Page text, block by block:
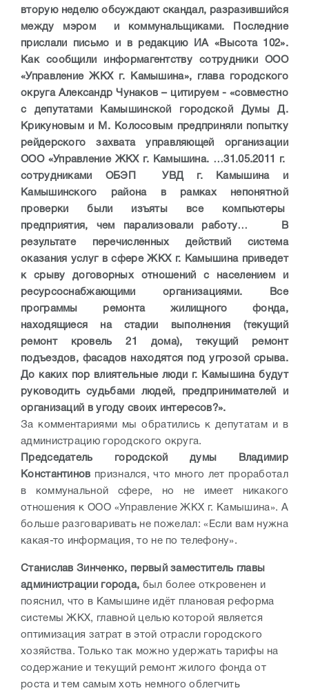
вторую неделю обсуждают скандал, разразившийся
между мэром и коммунальщиками. Последние
прислали письмо и в редакцию ИА «Высота 102».
Как сообщили информагентству сотрудники ООО
«Управление ЖКХ г. Камышина», глава городского
округа Александр Чунаков – цитируем - «совместно
с депутатами Камышинской городской Думы Д.
Крикуновым и М. Колосовым предприняли попытку
рейдерского захвата управляющей организации
ООО «Управление ЖКХ г. Камышина. …31.05.2011 г.
сотрудниками ОБЭП УВД г. Камышина и
Камышинского района в рамках непонятной
проверки были изъяты все компьютеры
предприятия, чем парализовали работу… В
результате перечисленных действий система
оказания услуг в сфере ЖКХ г. Камышина приведет
к срыву договорных отношений с населением и
ресурсоснабжающими организациями. Все
программы ремонта жилищного фонда,
находящиеся на стадии выполнения (текущий
ремонт кровель 21 дома), текущий ремонт
подъездов, фасадов находятся под угрозой срыва.
До каких пор влиятельные люди г. Камышина будут
руководить судьбами людей, предпринимателей и
организаций в угоду своих интересов?».
За комментариями мы обратились к депутатам и в
администрацию городского округа.
Председатель городской думы Владимир
Константинов признался, что много лет проработал
в коммунальной сфере, но не имеет никакого
отношения к ООО «Управление ЖКХ г. Камышина». А
больше разговаривать не пожелал: «Если вам нужна
какая-то информация, то не по телефону».
Станислав Зинченко, первый заместитель главы
администрации города, был более откровенен и
пояснил, что в Камышине идёт плановая реформа
системы ЖКХ, главной целью которой является
оптимизация затрат в этой отрасли городского
хозяйства. Только так можно удержать тарифы на
содержание и текущий ремонт жилого фонда от
роста и тем самым хоть немного облегчить